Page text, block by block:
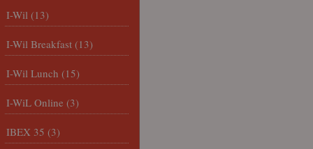
I-Wil (13)
I-Wil Breakfast (13)
I-Wil Lunch (15)
I-WiL Online (3)
IBEX 35 (3)